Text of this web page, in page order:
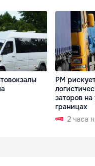
РМ
заторов
границах
2 часа